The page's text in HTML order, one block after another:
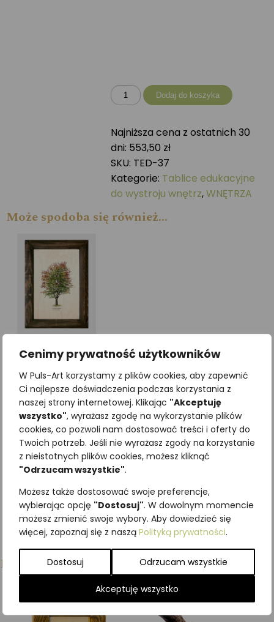
Cenimy prywatność użytkowników
W Puls-Art korzystamy z plików cookies, aby zapewnić
Ci najlepsze doświadczenia podczas korzystania z
naszej strony internetowej. Klikając "Akceptuję
wszystko", wyrażasz zgodę na wykorzystanie plików
cookies, co pozwoli nam dostosować treści i oferty do
Twoich potrzeb. Jeśli nie wyrażasz zgody na korzystanie
z nieistotnych plików cookies, możesz kliknąć
"Odrzucam wszystkie".
Możesz także dostosować swoje preferencje,
wybierając opcję "Dostosuj". W dowolnym momencie
możesz zmienić swoje wybory. Aby dowiedzieć się
więcej, zapoznaj się z naszą Polityką prywatności.
Dostosuj Odrzucam wszystkie
Akceptuję wszystko
ilość
Tablica
-
Drzewa
liściaste
Dodaj do koszyka
Najniższa cena z ostatnich 30
dni: 553,50 zł
SKU: TED-37
Kategorie: Tablice edukacyjne
do wystroju wnętrz,WNĘTRZA
Może spodoba się również…
Galeria drzew na
drewnie – Czereśnia
ptasia
307,50zł z VAT
Dodaj do koszyka
Podobne produkty